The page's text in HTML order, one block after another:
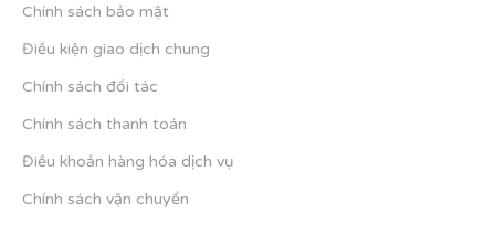
Chính sách bảo mật
Điều kiện giao dịch chung
Chính sách đối tác
Chính sách thanh toán
Điều khoản hàng hóa dịch vụ
Chính sách vận chuyển